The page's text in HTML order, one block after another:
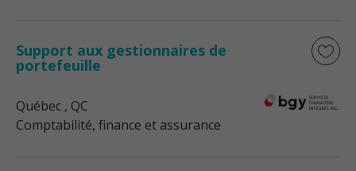
Support aux gestionnaires de
portefeuille
Québec , QC
Comptabilité, finance et assurance